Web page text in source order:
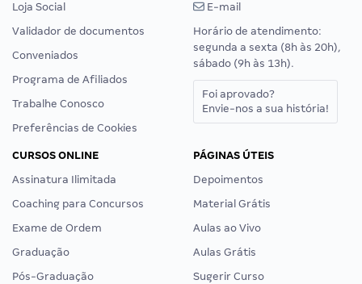
Loja Social
Validador de documentos
Conveniados
Programa de Afiliados
Trabalhe Conosco
Preferências de Cookies
E-mail
Horário de atendimento:
segunda a sexta (8h às 20h),
sábado (9h às 13h).
Foi aprovado?
Envie-nos a sua história!
CURSOS ONLINE
Assinatura Ilimitada
Coaching para Concursos
Exame de Ordem
Graduação
Pós-Graduação
PÁGINAS ÚTEIS
Depoimentos
Material Grátis
Aulas ao Vivo
Aulas Grátis
Sugerir Curso